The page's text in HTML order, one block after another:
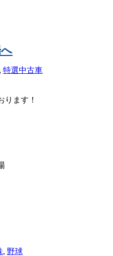
,特選中古車
ります！
, 野球